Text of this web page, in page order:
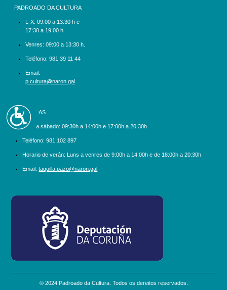
Accesibilidad
PADROADO DA CULTURA
L-X: 09:00 a 13:30 h e
17:30 a 19:00 h
Venres: 09:00 a 13:30 h.
Teléfono: 981 39 11 44
Email:
p.cultura@naron.gal
BILLETEIRAS
Luns a sábado: 09:30h a 14:00h e 17:00h a 20:30h
Teléfono: 981 102 897
Horario de verán: Luns a venres de 9:00h a 14:00h e de 18:00h a 20:30h.
Email: taquilla.pazo@naron.gal
logo_depcoruna.png
© 2024 Padroado da Cultura. Todos os dereitos reservados.